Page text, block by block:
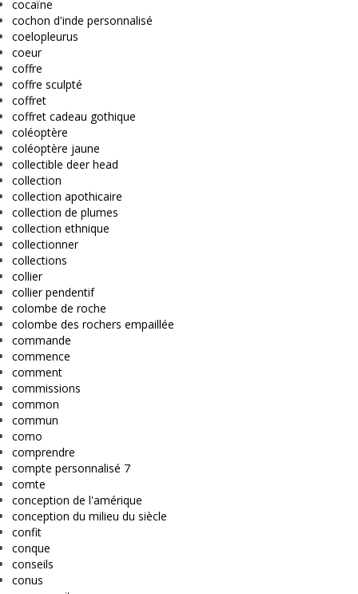
cocaïne
cochon d'inde personnalisé
coelopleurus
coeur
coffre
coffre sculpté
coffret
coffret cadeau gothique
coléoptère
coléoptère jaune
collectible deer head
collection
collection apothicaire
collection de plumes
collection ethnique
collectionner
collections
collier
collier pendentif
colombe de roche
colombe des rochers empaillée
commande
commence
comment
commissions
common
commun
como
comprendre
compte personnalisé 7
comte
conception de l'amérique
conception du milieu du siècle
confit
conque
conseils
conus